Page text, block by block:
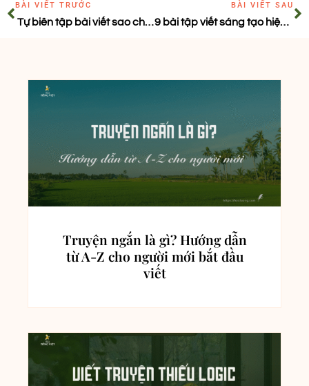
BÀI VIẾT TRƯỚC
Tự biên tập bài viết sao cho đúng?
BÀI VIẾT SAU
9 bài tập viết sáng tạo hiệu quả
Truyện ngắn là gì? Hướng dẫn
từ A-Z cho người mới bắt đầu
viết